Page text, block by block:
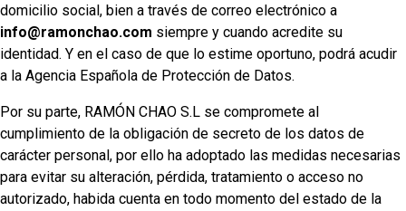
domicilio social, bien a través de correo electrónico a
info@ramonchao.com siempre y cuando acredite su
identidad. Y en el caso de que lo estime oportuno, podrá acudir
a la Agencia Española de Protección de Datos.
Por su parte, RAMÓN CHAO S.L se compromete al
cumplimiento de la obligación de secreto de los datos de
carácter personal, por ello ha adoptado las medidas necesarias
para evitar su alteración, pérdida, tratamiento o acceso no
autorizado, habida cuenta en todo momento del estado de la